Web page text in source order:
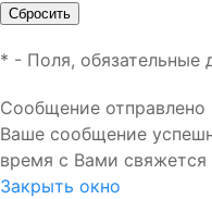
* - Поля, обязательные
Сообщение отправлено
Ваше сообщение
время с Вами свяжется
Закрыть окно